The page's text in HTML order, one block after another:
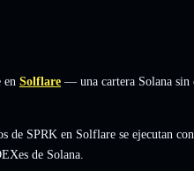
en Solflare — una cartera Solana sin
SPRK en Solflare se ejecutan
de Solana.